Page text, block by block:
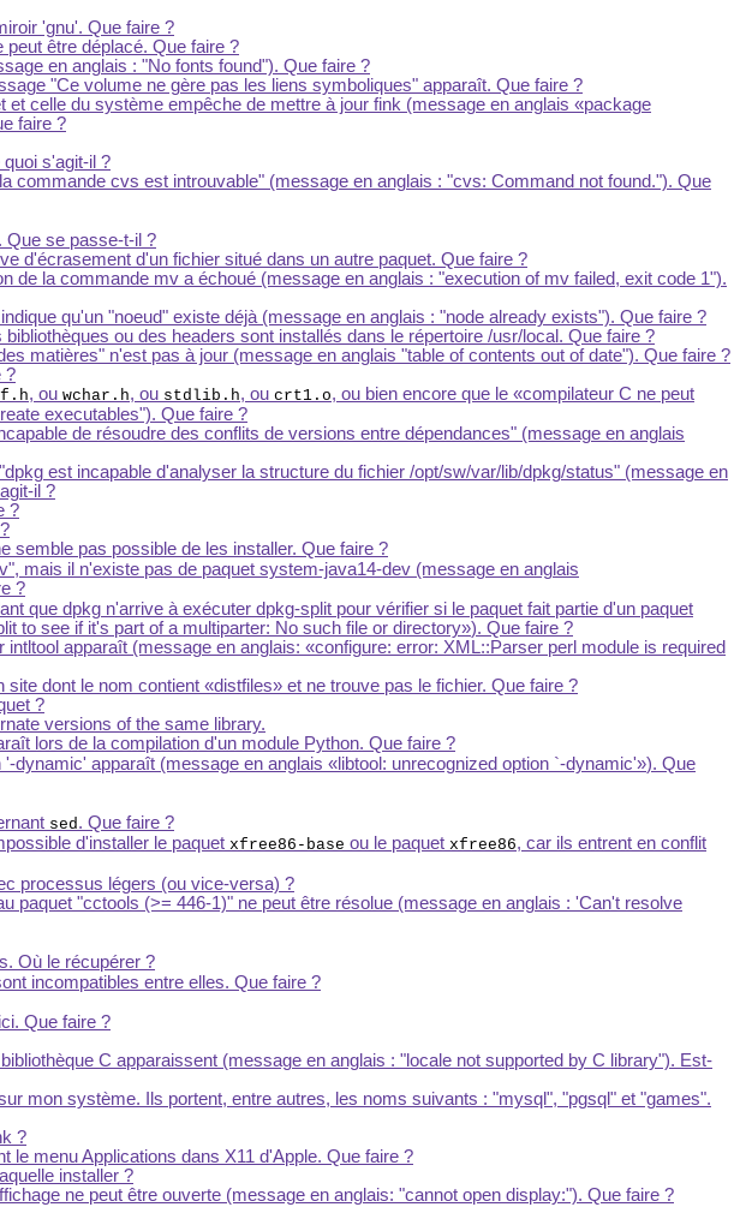
'gnu'. Que faire ?
être déplacé. Que faire ?
en anglais : "No fonts found"). Que faire ?
"Ce volume ne gère pas les liens symboliques" apparaît. Que faire ?
celle du système empêche de mettre à jour fink (message en anglais
package
faire ?
s'agit-il ?
commande cvs est introuvable" (message en anglais : "cvs: Command not found."). Que
Que se passe-t-il ?
d'écrasement d'un fichier situé dans un autre paquet. Que faire ?
de la commande mv a échoué (message en anglais : "execution of mv failed, exit code 1").
qu'un "noeud" existe déjà (message en anglais : "node already exists"). Que faire ?
ou des headers sont installés dans le répertoire /usr/local. Que faire ?
matières" n'est pas à jour (message en anglais "table of contents out of date"). Que faire ?
?
, ou wchar.h, ou stdlib.h, ou crt1.o, ou bien encore que le
compilateur C ne peut
executables"). Que faire ?
de résoudre des conflits de versions entre dépendances" (message en anglais
est incapable d'analyser la structure du fichier /opt/sw/var/lib/dpkg/status" (message en
il ?
?
semble pas possible de les installer. Que faire ?
mais il n'existe pas de paquet system-java14-dev (message en anglais
?
que dpkg n'arrive à exécuter dpkg-split pour vérifier si le paquet fait partie d'un paquet
to see if it's part of a multiparter: No such file or directory ). Que faire ?
apparaît (message en anglais:
configure: error: XML::Parser perl module is required
site dont le nom contient
distfiles
et ne trouve pas le fichier. Que faire ?
?
versions of the same library.
lors de la compilation d'un module Python. Que faire ?
'-dynamic' apparaît (message en anglais libtool: unrecognized option `-dynamic' ). Que
sed . Que faire ?
d'installer le paquet xfree86-base ou le paquet xfree86, car ils entrent en conflit
processus légers (ou vice-versa) ?
paquet "cctools (>= 446-1)" ne peut être résolue (message en anglais : 'Can't resolve
Où le récupérer ?
incompatibles entre elles. Que faire ?
Que faire ?
C apparaissent (message en anglais : "locale not supported by C library"). Est-
mon système. Ils portent, entre autres, les noms suivants : "mysql", "pgsql" et "games".
?
le menu Applications dans X11 d'Apple. Que faire ?
installer ?
ne peut être ouverte (message en anglais: "cannot open display:"). Que faire ?